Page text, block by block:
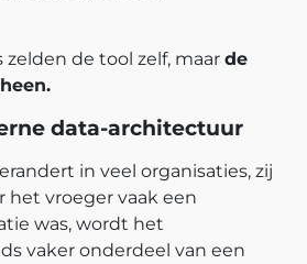
de tool zelf, maar de
data-architectuur
in veel organisaties, zij
het vroeger vaak een
was, wordt het
vaker onderdeel van een